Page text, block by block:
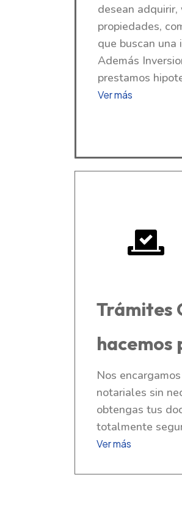
desean
propiedades,
que buscan una
Además
prestamos
Ver más
Trámites
hacemos
Nos
notariales sin
obtengas tus
totalmente
Ver más